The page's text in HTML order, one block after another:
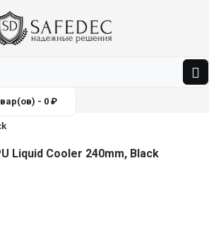
- 0 ₽
Liquid Cooler 240mm, Black